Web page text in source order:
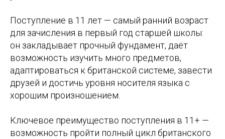
Поступление в 11 лет — самый ранний возраст
для зачисления в первый год старшей школы:
он закладывает прочный фундамент, даёт
возможность изучить много предметов,
адаптироваться к британской системе, завести
друзей и достичь уровня носителя языка с
хорошим произношением.
Ключевое преимущество поступления в 11+ —
возможность пройти полный цикл британского